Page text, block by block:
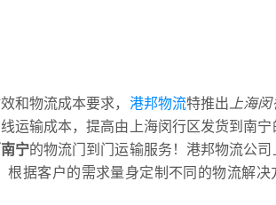
和物流成本要求， 港邦物流特推出 上海
运输成本，提高由上海闵行区发货到南宁
宁的物流门到门运输服务！港邦物流公
据客户的需求量身定制不同的物流解决